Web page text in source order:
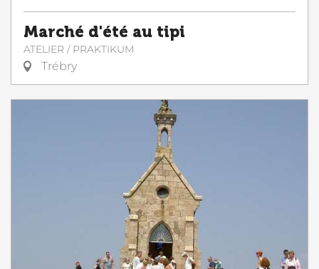
Marché d'été au tipi
ATELIER / PRAKTIKUM
Trébry